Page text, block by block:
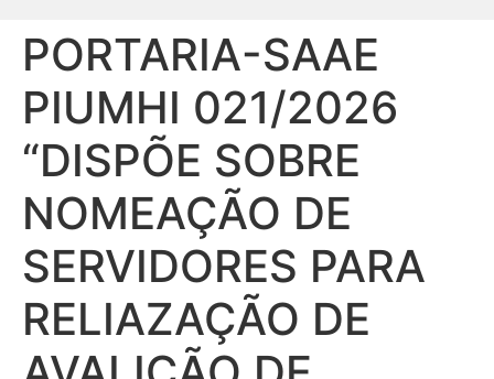
PORTARIA-SAAE
PIUMHI 021/2026
“DISPÕE SOBRE
NOMEAÇÃO DE
SERVIDORES PARA
RELIAZAÇÃO DE